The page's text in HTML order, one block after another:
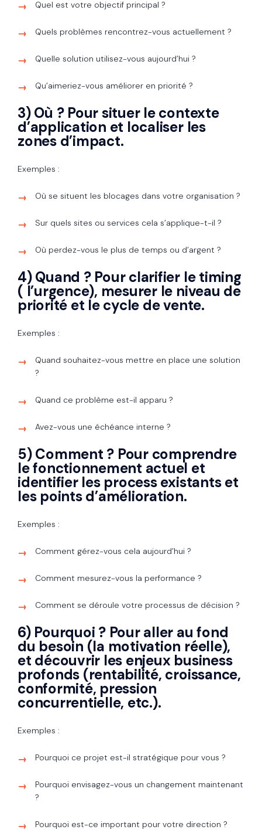
Quel est votre objectif principal ?
Quels problèmes rencontrez-vous actuellement ?
Quelle solution utilisez-vous aujourd’hui ?
Qu’aimeriez-vous améliorer en priorité ?
3) Où ? Pour situer le contexte
d’application et localiser les
zones d’impact.
Exemples :
Où se situent les blocages dans votre organisation ?
Sur quels sites ou services cela s’applique-t-il ?
Où perdez-vous le plus de temps ou d’argent ?
4) Quand ? Pour clarifier le timing
( l’urgence), mesurer le niveau de
priorité et le cycle de vente.
Exemples :
Quand souhaitez-vous mettre en place une solution
?
Quand ce problème est-il apparu ?
Avez-vous une échéance interne ?
5) Comment ? Pour comprendre
le fonctionnement actuel et
identifier les process existants et
les points d’amélioration.
Exemples :
Comment gérez-vous cela aujourd’hui ?
Comment mesurez-vous la performance ?
Comment se déroule votre processus de décision ?
6) Pourquoi ? Pour aller au fond
du besoin (la motivation réelle),
et découvrir les enjeux business
profonds (rentabilité, croissance,
conformité, pression
concurrentielle, etc.).
Exemples :
Pourquoi ce projet est-il stratégique pour vous ?
Pourquoi envisagez-vous un changement maintenant
?
Pourquoi est-ce important pour votre direction ?